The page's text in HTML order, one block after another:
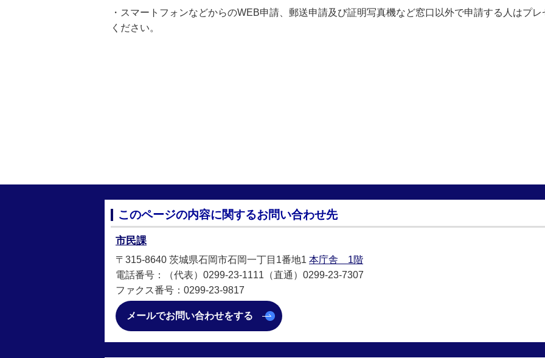
・スマートフォンなどからのWEB申請、郵送申請及び証明写真機など窓口以外で申請する人はプ
ください。
このページの内容に関するお問い合わせ先
市民課
〒315-8640 茨城県石岡市石岡一丁目1番地1 本庁舎 1階
電話番号：（代表）0299-23-1111（直通）0299-23-7307
ファクス番号：0299-23-9817
メールでお問い合わせをする